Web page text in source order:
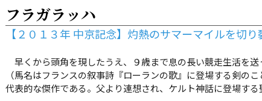
フラガラッハ
【２０１３年 中京記念】灼熱のサマーマイルを切
早くから頭角を現したうえ、９歳まで息の長い競走生活を
（馬名はフランスの叙事詩『ローランの歌』に登場する剣のこ
代表的な傑作である。父より連想され、ケルト神話に登場する